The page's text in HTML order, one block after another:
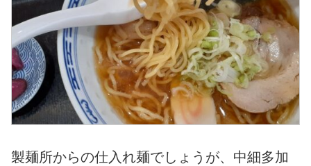
製麺所からの仕入れ麺でしょうが、中細多加